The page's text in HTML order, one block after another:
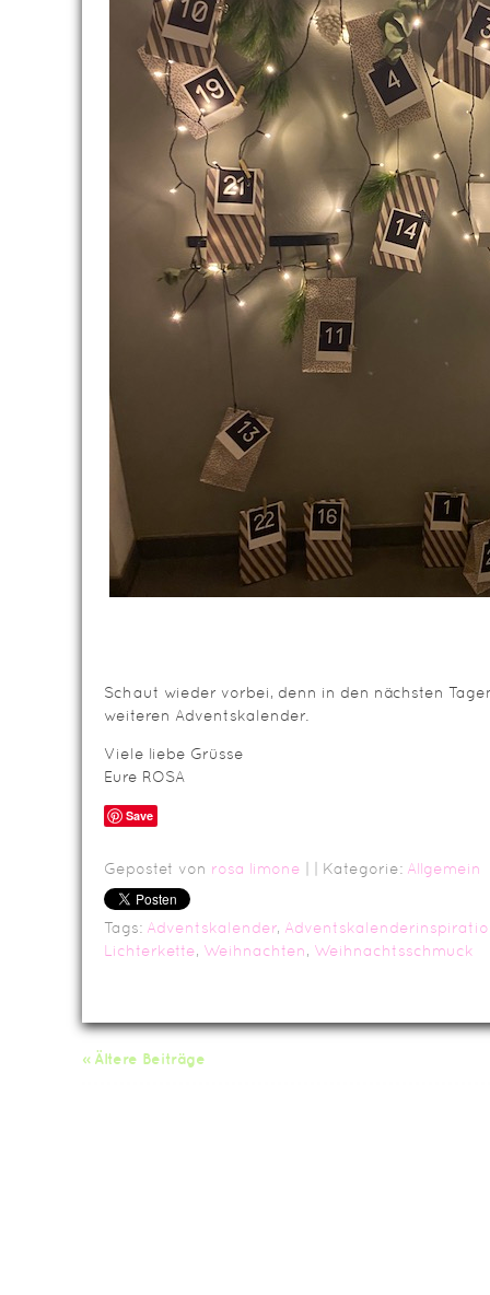
Schaut wieder vorbei, denn in den nächsten
weiteren Adventskalender.
Viele liebe Grüsse
Eure ROSA
Save
Gepostet von rosa limone | Kategorie: Allgemein
Tags: Adventskalender,
Lichterkette, Weihnachten, Weihnachtsschmuck
« Ältere Beiträge